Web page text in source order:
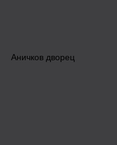
Аничков дворец